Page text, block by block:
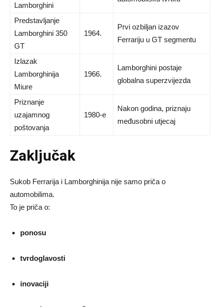
Lamborghini
Predstavljanje
Lamborghini 350
GT
1964.
Prvi ozbiljan izazov
Ferrariju u GT segmentu
Izlazak
Lamborghinija
Miure
1966.
Lamborghini postaje
globalna superzvijezda
Priznanje
uzajamnog
poštovanja
1980-e
Nakon godina, priznaju
međusobni utjecaj
Zaključak
Sukob Ferrarija i Lamborghinija nije samo priča o
automobilima.
To je priča o:
ponosu
tvrdoglavosti
inovaciji